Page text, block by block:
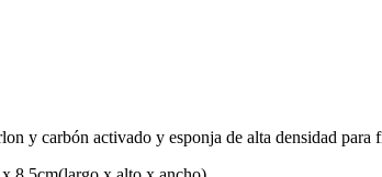
y carbón activado y esponja de alta densidad